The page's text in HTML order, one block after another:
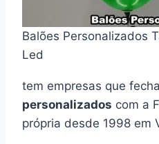
Balões Personalizados
Led
tem empresas que
personalizados com a
própria desde 1998 em